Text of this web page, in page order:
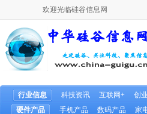
欢迎光临硅谷信息网
行业信息 科技资讯 互联网+ 创
硬件产品
手机产品 数码产品 家